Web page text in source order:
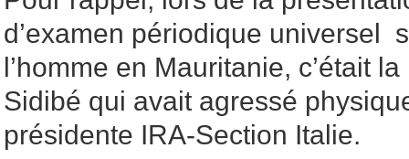
d’examen périodique universel
l’homme en Mauritanie, c’était
Sidibé qui avait agressé
présidente IRA-Section Italie.